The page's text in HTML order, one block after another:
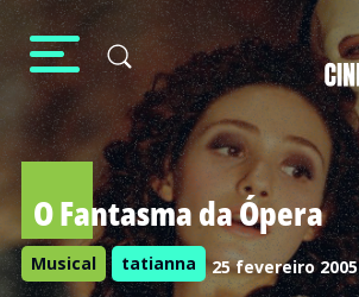
O Fantasma da Ópera
Musical tatianna 25 fevereiro 2005